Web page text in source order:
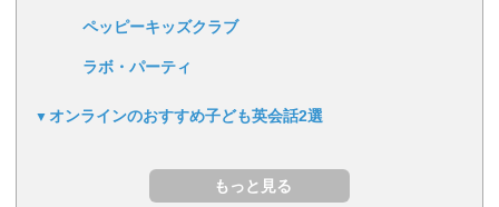
ペッピーキッズクラブ
ラボ・パーティ
オンラインのおすすめ子ども英会話2選